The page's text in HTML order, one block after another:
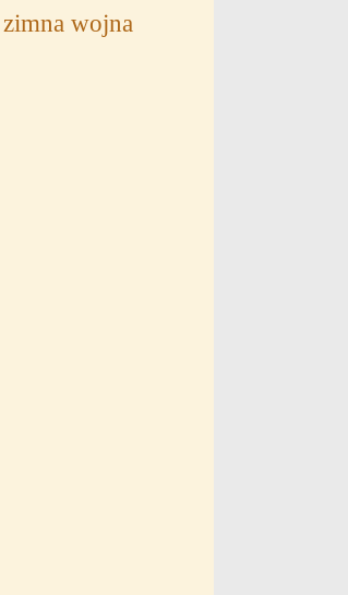
zimna wojna